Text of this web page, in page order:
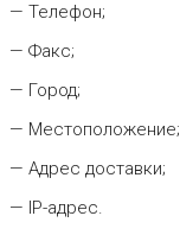
— Телефон;
— Факс;
— Город;
— Местоположение;
— Адрес доставки;
— IP-адрес.